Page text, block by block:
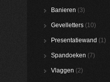
Banieren (3)
Gevelletters (10)
Presentatiewand (1)
Spandoeken (7)
Vlaggen (2)